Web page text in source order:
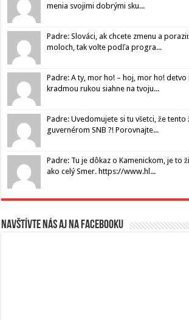
menia svojimi dobrými sku...
Padre: Slováci, ak chcete zmenu a
moloch, tak volte podľa progra...
Padre: A ty, mor ho! – hoj, mor ho!
kradmou rukou siahne na tvoju...
Padre: Uvedomujete si tu všetci, že
guvernérom SNB ?! Porovnajte...
Padre: Tu je dôkaz o Kamenickom, je to
ako celý Smer. https://www.hl...
Navštívte nás aj na Facebooku